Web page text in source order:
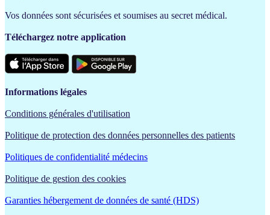
Vos données sont sécurisées et soumises au secret médical.
Téléchargez notre application
Informations légales
Conditions générales d'utilisation
Politique de protection des données personnelles des patients
Politiques de confidentialité médecins
Politique de gestion des cookies
Garanties hébergement de données de santé (HDS)